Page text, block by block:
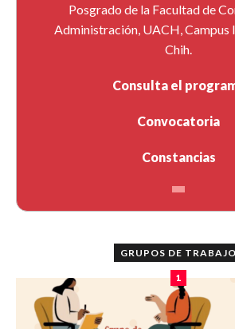
Posgrado de la Facultad de
Administración, UACH, Campus
Chih.
Consulta el
Convocatoria
Constancias
GRUPOS DE TRABAJO
1